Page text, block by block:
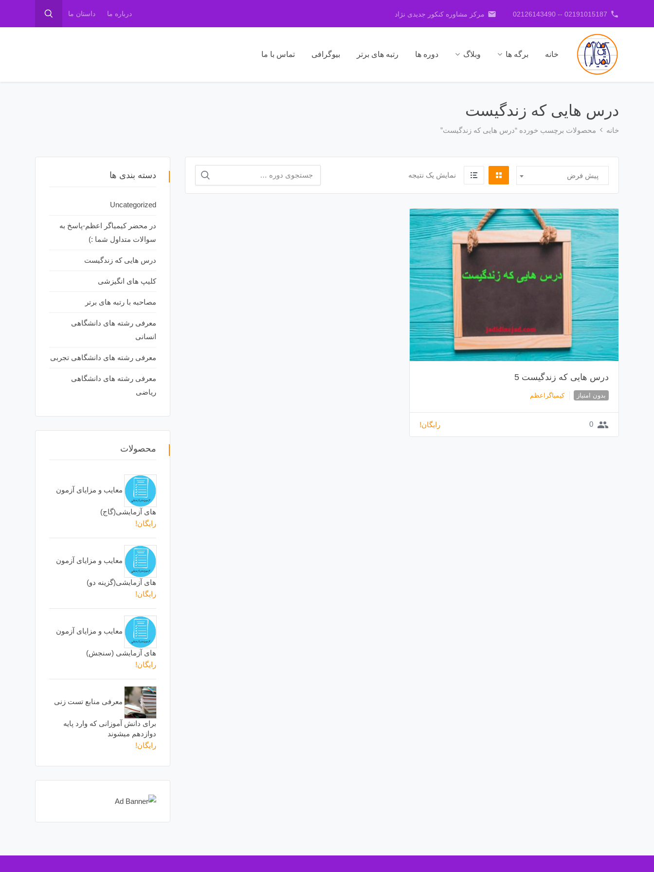
phone
02191015187 -- 02126143490
email مرکز مشاوره کنکور جدیدی نژاد درباره ما داستان ما
خانه برگه ها وبلاگ دوره ها رتبه های برتر بیوگرافی تماس با ما
درس هایی که زندگیست
خانه محصولات برچسب خورده “درس هایی که زندگیست”
پیش فرض نمایش یک نتیجه
برای:
درس هایی که زندگیست 5
بدون امتیاز کیمیاگراعظم
group
0 رایگان!
دسته بندی ها
Uncategorized
در محضر کیمیاگر اعظم-پاسخ به
سوالات متداول شما :)
درس هایی که زندگیست
کلیپ های انگیزشی
مصاحبه با رتبه های برتر
معرفی رشته های دانشگاهی
انسانی
معرفی رشته های دانشگاهی تجربی
معرفی رشته های دانشگاهی
ریاضی
محصولات
معایب و مزایای آزمون
های آزمایشی(گاج)
رایگان!
معایب و مزایای آزمون
های آزمایشی(گزینه دو)
رایگان!
معایب و مزایای آزمون
های آزمایشی (سنجش)
رایگان!
معرفی منابع تست زنی
برای دانش آموزانی که وارد پایه
دوازدهم میشوند
رایگان!